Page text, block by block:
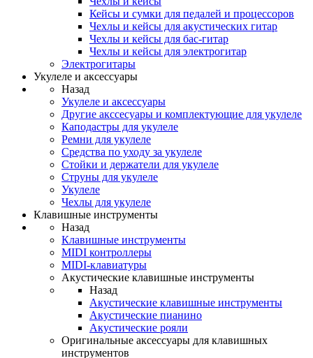
Кейсы и сумки для педалей и процессоров
Чехлы и кейсы для акустических гитар
Чехлы и кейсы для бас-гитар
Чехлы и кейсы для электрогитар
Электрогитары
Укулеле и аксессуары
Назад
Укулеле и аксессуары
Другие акссесуары и комплектующие для укулеле
Каподастры для укулеле
Ремни для укулеле
Средства по уходу за укулеле
Стойки и держатели для укулеле
Струны для укулеле
Укулеле
Чехлы для укулеле
Клавишные инструменты
Назад
Клавишные инструменты
MIDI контроллеры
MIDI-клавиатуры
Акустические клавишные инструменты
Назад
Акустические клавишные инструменты
Акустические пианино
Акустические рояли
Оригинальные аксессуары для клавишных
инструментов